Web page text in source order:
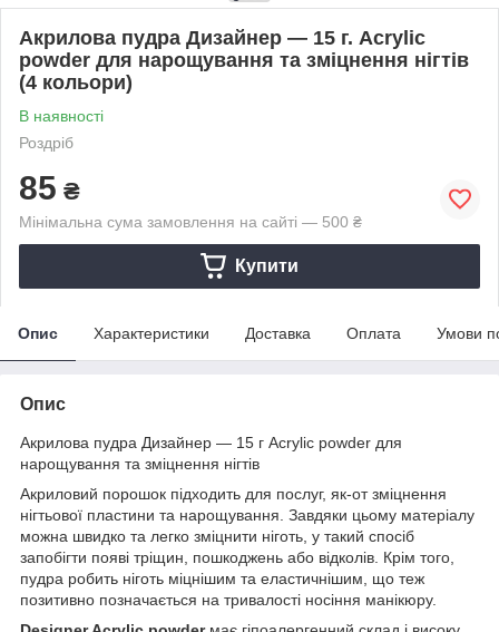
Акрилова пудра Дизайнер — 15 г. Acrylic
powder для нарощування та зміцнення нігтів
(4 кольори)
В наявності
Роздріб
85 ₴
Мінімальна сума замовлення на сайті — 500 ₴
Купити
Опис Характеристики Доставка Оплата Умови
Опис
Акрилова пудра Дизайнер — 15 г Acrylic powder для
нарощування та зміцнення нігтів
Акриловий порошок підходить для послуг, як-от зміцнення
нігтьової пластини та нарощування. Завдяки цьому матеріалу
можна швидко та легко зміцнити ніготь, у такий спосіб
запобігти появі тріщин, пошкоджень або відколів. Крім того,
пудра робить ніготь міцнішим та еластичнішим, що теж
позитивно позначається на тривалості носіння манікюру.